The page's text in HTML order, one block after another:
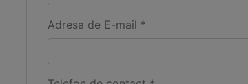
Adresa de E-mail *